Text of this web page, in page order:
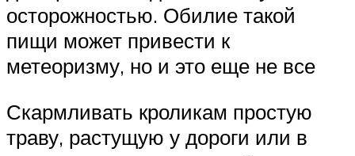
осторожностью. Обилие такой
пищи может привести к
метеоризму, но и это еще не все
Скармливать кроликам простую
траву, растущую у дороги или в